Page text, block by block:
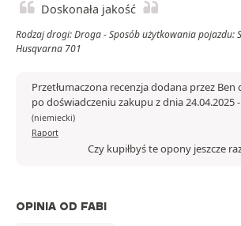
Doskonała jakość
Rodzaj drogi: Droga - Sposób użytkowania pojazdu:
Husqvarna 701
Przetłumaczona recenzja dodana przez Ben
po doświadczeniu zakupu z dnia 24.04.2025-
(niemiecki)
Raport
Czy kupiłbyś te opony jeszcze
OPINIA OD FABI